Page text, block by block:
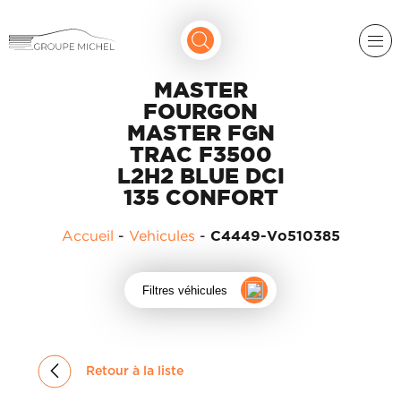
MICROCAR
SERVICES
ACADÉMIE
MASTER
FOURGON
MASTER FGN
TRAC F3500
L2H2 BLUE DCI
135 CONFORT
Accueil - Vehicules - C4449-Vo510385
Filtres véhicules
Retour à la liste